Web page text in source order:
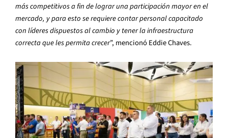
más competitivos a fin de lograr una participación mayor en el
mercado, y para esto se requiere contar personal capacitado
con líderes dispuestos al cambio y tener la infraestructura
correcta que les permita crecer”, mencionó Eddie Chaves.